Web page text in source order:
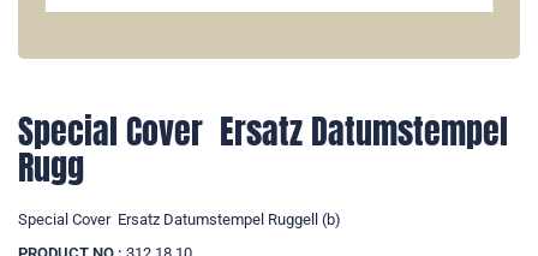
Special Cover  Ersatz Datumstempel
Rugg
Special Cover  Ersatz Datumstempel Ruggell (b)